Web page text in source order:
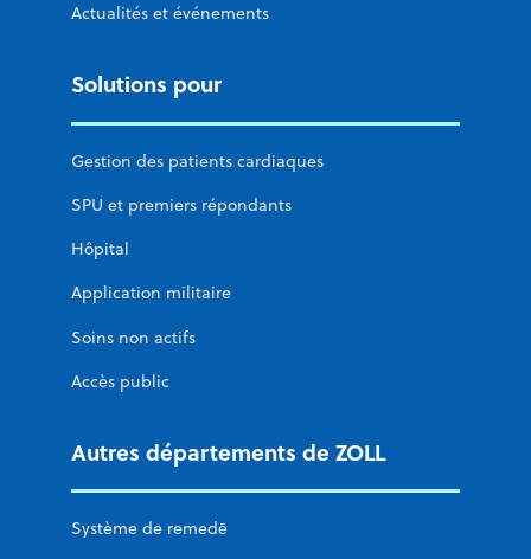
Actualités et événements
Solutions pour
Gestion des patients cardiaques
SPU et premiers répondants
Hôpital
Application militaire
Soins non actifs
Accès public
Autres départements de ZOLL
Système de remedē